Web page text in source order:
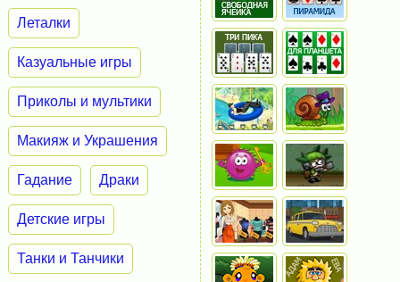
Леталки
Казуальные игры
Приколы и мультики
Макияж и Украшения
Гадание Драки
Детские игры
Танки и Танчики